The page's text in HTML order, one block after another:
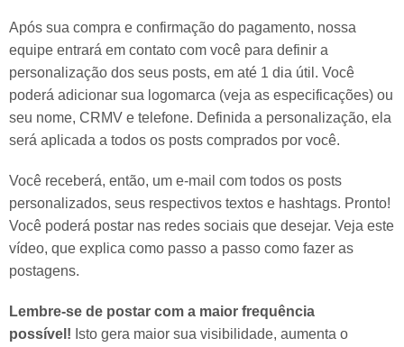
Após sua compra e confirmação do pagamento, nossa
equipe entrará em contato com você para definir a
personalização dos seus posts, em até 1 dia útil. Você
poderá adicionar sua logomarca (veja as especificações) ou
seu nome, CRMV e telefone. Definida a personalização, ela
será aplicada a todos os posts comprados por você.
Você receberá, então, um e-mail com todos os posts
personalizados, seus respectivos textos e hashtags. Pronto!
Você poderá postar nas redes sociais que desejar. Veja este
vídeo, que explica como passo a passo como fazer as
postagens.
Lembre-se de postar com a maior frequência
possível! Isto gera maior sua visibilidade, aumenta o